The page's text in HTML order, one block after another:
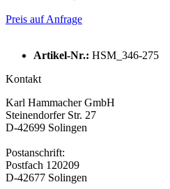
Preis auf Anfrage
Artikel-Nr.: HSM_346-275
Kontakt
Karl Hammacher GmbH
Steinendorfer Str. 27
D-42699 Solingen
Postanschrift:
Postfach 120209
D-42677 Solingen